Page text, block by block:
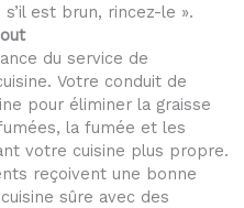
est brun, rincez-le ».
du service de
Votre conduit de
pour éliminer la graisse
la fumée et les
votre cuisine plus propre.
reçoivent une bonne
sûre avec des